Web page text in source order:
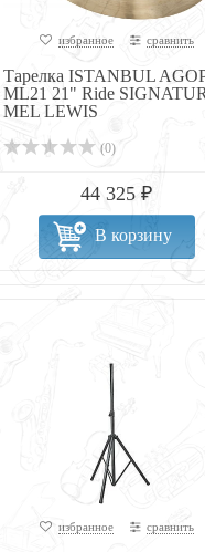
избранное сравнить
Тарелка ISTANBUL
ML21 21" Ride
MEL LEWIS
(0)
44 325 ₽
В корзину
избранное сравнить